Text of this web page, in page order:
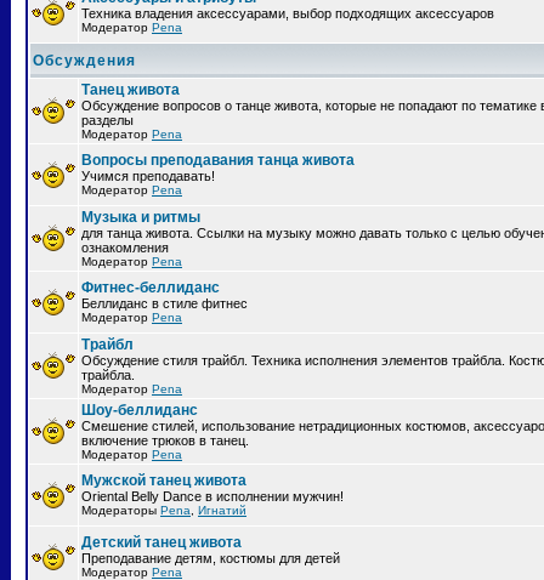
Техника владения аксессуарами, выбор подходящих аксессуаров
Модератор Pena
Обсуждения
Танец живота
Обсуждение вопросов о танце живота, которые не попадают по тематике
разделы
Модератор Pena
Вопросы преподавания танца живота
Учимся преподавать!
Модератор Pena
Музыка и ритмы
для танца живота. Ссылки на музыку можно давать только с целью
ознакомления
Модератор Pena
Фитнес-беллиданс
Беллиданс в стиле фитнес
Модератор Pena
Трайбл
Обсуждение стиля трайбл. Техника исполнения элементов трайбла.
трайбла.
Модератор Pena
Шоу-беллиданс
Смешение стилей, использование нетрадиционных костюмов,
включение трюков в танец.
Модератор Pena
Мужской танец живота
Oriental Belly Dance в исполнении мужчин!
Модераторы Pena Игнатий
Детский танец живота
Преподавание детям, костюмы для детей
Модератор Pena